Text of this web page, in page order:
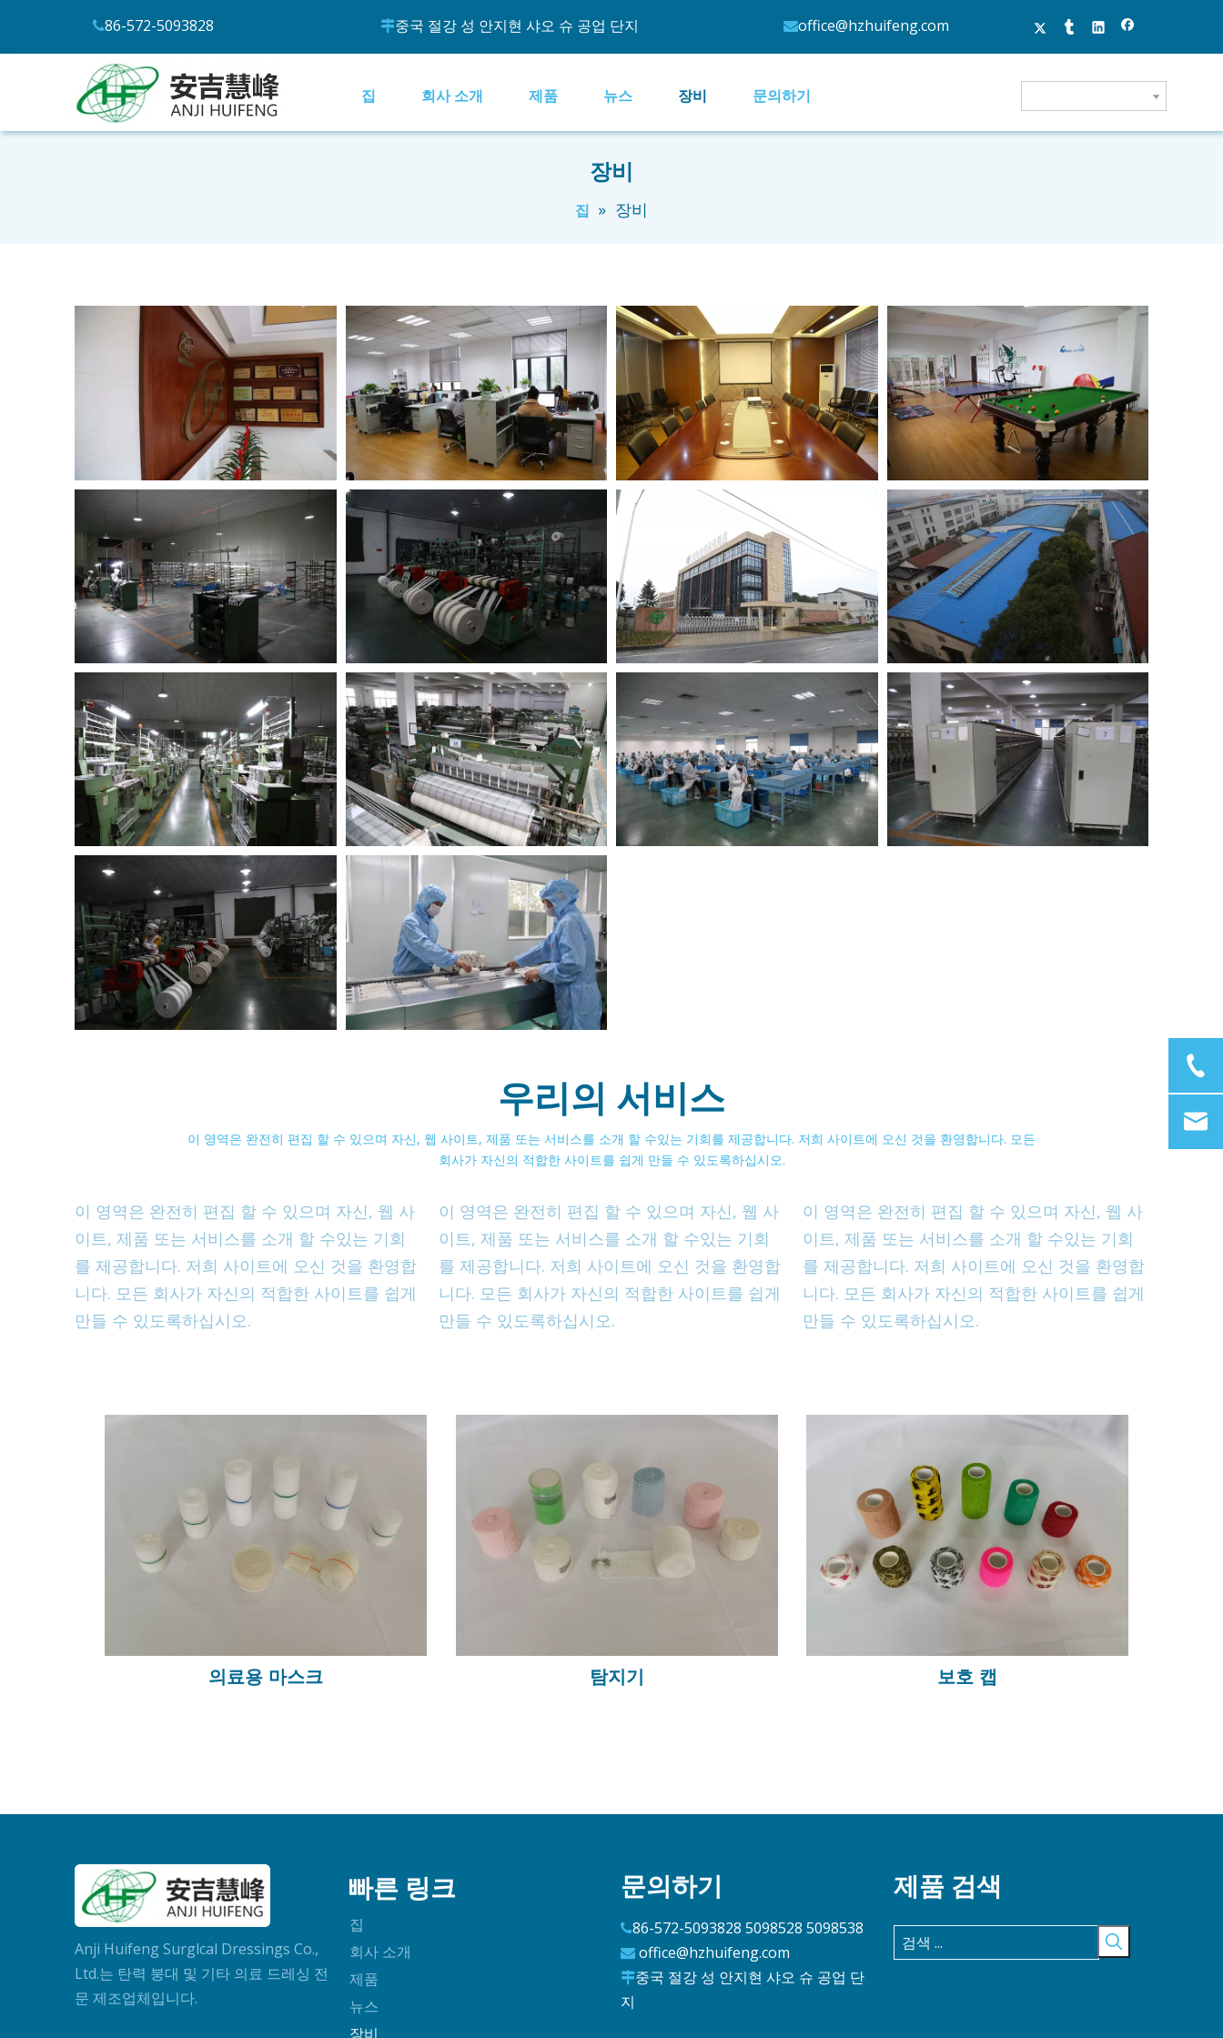
86-572-5093828 중국 절강 성 안지현 샤오 슈 공업 단지 office@hzhuifeng.com
집 회사 소개 제품 뉴스 장비 문의하기
장비
집 » 장비
우리의 서비스
이 영역은 완전히 편집 할 수 있으며 자신, 웹 사이트, 제품 또는 서비스를 소개 할 수있는 기회를 제공합니다. 저희 사이트에 오신 것을 환영합니다. 모든
회사가 자신의 적합한 사이트를 쉽게 만들 수 있도록하십시오.
이 영역은 완전히 편집 할 수 있으며 자신, 웹 사
이트, 제품 또는 서비스를 소개 할 수있는 기회
를 제공합니다. 저희 사이트에 오신 것을 환영합
니다. 모든 회사가 자신의 적합한 사이트를 쉽게
만들 수 있도록하십시오.
이 영역은 완전히 편집 할 수 있으며 자신, 웹 사
이트, 제품 또는 서비스를 소개 할 수있는 기회
를 제공합니다. 저희 사이트에 오신 것을 환영합
니다. 모든 회사가 자신의 적합한 사이트를 쉽게
만들 수 있도록하십시오.
이 영역은 완전히 편집 할 수 있으며 자신, 웹 사
이트, 제품 또는 서비스를 소개 할 수있는 기회
를 제공합니다. 저희 사이트에 오신 것을 환영합
니다. 모든 회사가 자신의 적합한 사이트를 쉽게
만들 수 있도록하십시오.
의료용 마스크 탐지기 보호 캡
Anji Huifeng Surglcal Dressings Co.,
Ltd.는 탄력 붕대 및 기타 의료 드레싱 전
문 제조업체입니다.
빠른 링크
집
회사 소개
제품
뉴스
장비
문의하기
86-572-5093828 5098528 5098538
 office@hzhuifeng.com
중국 절강 성 안지현 샤오 슈 공업 단
지
제품 검색